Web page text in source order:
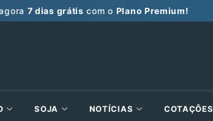
7 dias grátis com o Plano Premium!
SOJA NOTÍCIAS COTAÇÕES